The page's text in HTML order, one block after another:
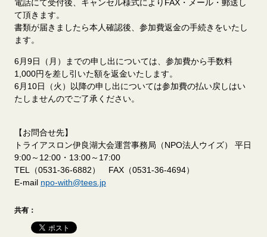
電話にて受付後、キャンセル様式によりFAX・メール・郵送し
て頂きます。
書類が届きましたら本人確認後、参加費返金の手続きをいたし
ます。
6月9日（月）までの申し出については、参加費から手数料
1,000円を差し引いた額を返金いたします。
6月10日（火）以降の申し出については参加費の払い戻しはい
たしませんのでご了承ください。
【お問合せ先】
トライアスロン伊良湖大会運営事務局（NPO法人ウイズ） 平日
9:00～12:00・13:00～17:00
TEL（0531-36-6882） FAX（0531-36-4694）
E-mail npo-with@tees.jp
共有：